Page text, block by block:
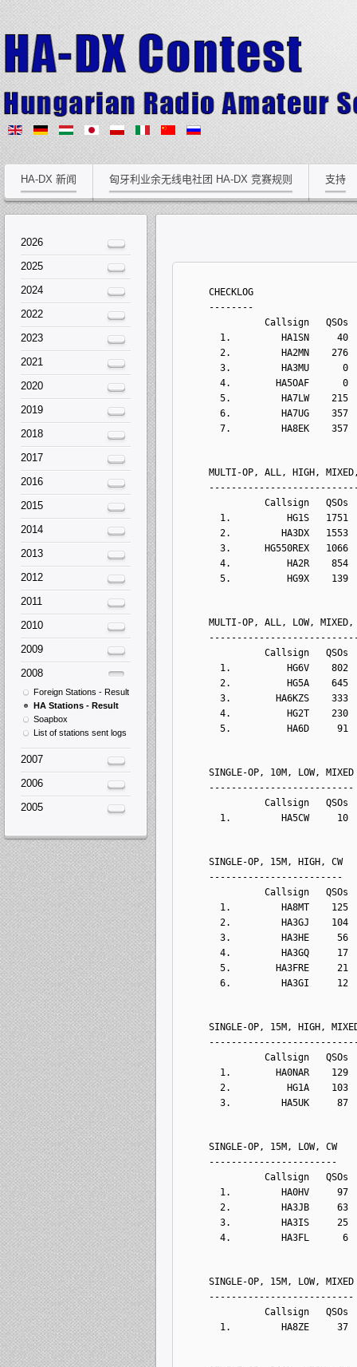
HA-DX 新闻 匈牙利业余无线电社团 HA-DX 竞赛规则 支持
CHECKLOG
--------
Callsign   QSOs  Points
1.         HA1SN     40
2.         HA2MN    276
3.         HA3MU      0
4.        HA5OAF      0
5.         HA7LW    215
6.         HA7UG    357
7.         HA8EK    357
MULTI-OP, ALL, HIGH, MIXED,
Callsign   QSOs  Points
1.          HG1S   1751
2.         HA3DX   1553
3.      HG550REX   1066
4.          HA2R    854
5.          HG9X    139
MULTI-OP, ALL, LOW, MIXED,
Callsign   QSOs  Points
1.          HG6V    802
2.          HG5A    645
3.        HA6KZS    333
4.          HG2T    230
5.          HA6D     91
SINGLE-OP, 10M, LOW, MIXED
--------------------------
Callsign   QSOs  Points
1.         HA5CW     10
SINGLE-OP, 15M, HIGH, CW
------------------------
Callsign   QSOs  Points
1.         HA8MT    125
2.         HA3GJ    104
3.         HA3HE     56
4.         HA3GQ     17
5.        HA3FRE     21
6.         HA3GI     12
SINGLE-OP, 15M, HIGH,
Callsign   QSOs  Points
1.        HA0NAR    129
2.          HG1A    103
3.         HA5UK     87
SINGLE-OP, 15M, LOW, CW
-----------------------
Callsign   QSOs  Points
1.         HA0HV     97
2.         HA3JB     63
3.         HA3IS     25
4.         HA3FL      6
SINGLE-OP, 15M, LOW, MIXED
--------------------------
Callsign   QSOs  Points
1.         HA8ZE     37
2026
2025
2024
2022
2023
2021
2020
2019
2018
2017
2016
2015
2014
2013
2012
2011
2010
2009
2008
Foreign Stations - Result
HA Stations - Result
Soapbox
List of stations sent logs
2007
2006
2005